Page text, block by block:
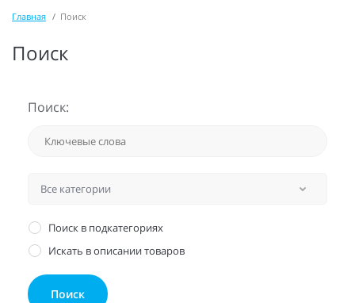
Главная Поиск
Поиск
Поиск:
Поиск в подкатегориях
Искать в описании товаров